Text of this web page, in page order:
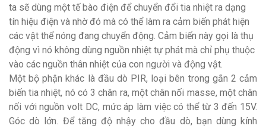
ta sẽ dùng một tế bào điện để chuyển đổi tia nhiệt ra dạng
tín hiệu điện và nhờ đó mà có thể làm ra cảm biến phát hiện
các vật thể nóng đang chuyển động. Cảm biến này gọi là thụ
động vì nó không dùng nguồn nhiệt tự phát mà chỉ phụ thuộc
vào các nguồn thân nhiệt của con người và động vật.
Một bộ phận khác là đầu dò PIR, loại bên trong gắn 2 cảm
biến tia nhiệt, nó có 3 chân ra, một chân nối masse, một chân
nối với nguồn volt DC, mức áp làm việc có thể từ 3 đến 15V.
Góc dò lớn. Để tăng độ nhậy cho đầu dò, bạn dùng kính